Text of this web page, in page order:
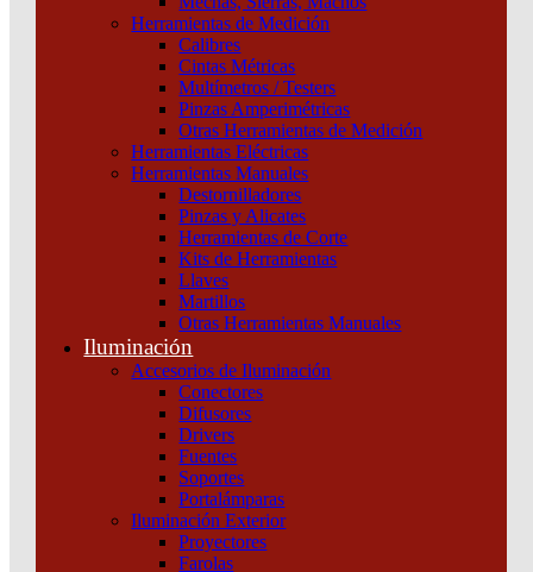
Herramientas de Medición
Calibres
Cintas Métricas
Multímetros / Testers
Pinzas Amperimétricas
Otras Herramientas de Medición
Herramientas Eléctricas
Herramientas Manuales
Destornilladores
Pinzas y Alicates
Herramientas de Corte
Kits de Herramientas
Llaves
Martillos
Otras Herramientas Manuales
Iluminación
Accesorios de Iluminación
Conectores
Difusores
Drivers
Fuentes
Soportes
Portalámparas
Iluminación Exterior
Proyectores
Farolas
Interruptor Compact Nsx100B 25 Ka A 415 Vca
Unidad De Control Tmd 63 A 4 Polos 3D Schneider
Interruptores y seccionadores